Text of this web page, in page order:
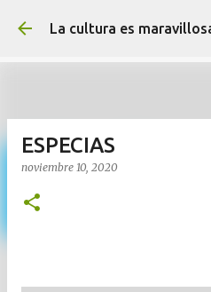
Ir al
La cultura es
ESPECIAS
noviembre 10, 2020